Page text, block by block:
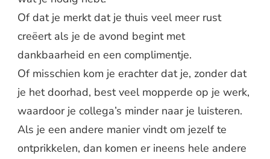
Of dat je merkt dat je thuis veel meer rust
creëert als je de avond begint met
dankbaarheid en een complimentje.
Of misschien kom je erachter dat je, zonder dat
je het doorhad, best veel mopperde op je werk,
waardoor je collega’s minder naar je luisteren.
Als je een andere manier vindt om jezelf te
ontprikkelen, dan komen er ineens hele andere